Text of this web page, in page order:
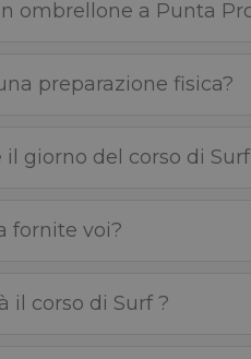
ombrellone a Punta
preparazione fisica?
il giorno del corso di
fornite voi?
il corso di Surf ?